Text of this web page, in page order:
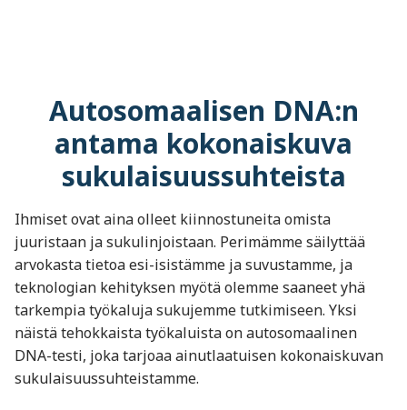
Autosomaalisen DNA:n
antama kokonaiskuva
sukulaisuussuhteista
Ihmiset ovat aina olleet kiinnostuneita omista
juuristaan ja sukulinjoistaan. Perimämme säilyttää
arvokasta tietoa esi-isistämme ja suvustamme, ja
teknologian kehityksen myötä olemme saaneet yhä
tarkempia työkaluja sukujemme tutkimiseen. Yksi
näistä tehokkaista työkaluista on autosomaalinen
DNA-testi, joka tarjoaa ainutlaatuisen kokonaiskuvan
sukulaisuussuhteistamme.